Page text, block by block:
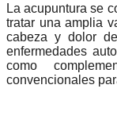
La acupuntura se
tratar una amplia
cabeza y dolor
enfermedades
como
convencionales